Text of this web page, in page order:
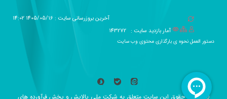
آخرین بروزرسانی سایت : 1405/05/16 14:02
آمار بازدید سایت : 143272
دستور العمل نحوه ی بارگذاری محتوی وب سایت
همه حقوق این سایت متعلق به شرکت ملی پالایش و پخش فرآورده های